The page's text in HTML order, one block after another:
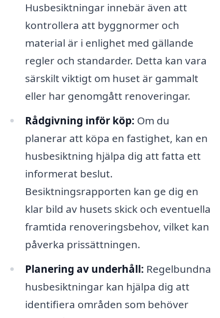
Husbesiktningar innebär även att
kontrollera att byggnormer och
material är i enlighet med gällande
regler och standarder. Detta kan vara
särskilt viktigt om huset är gammalt
eller har genomgått renoveringar.
Rådgivning inför köp: Om du
planerar att köpa en fastighet, kan en
husbesiktning hjälpa dig att fatta ett
informerat beslut.
Besiktningsrapporten kan ge dig en
klar bild av husets skick och eventuella
framtida renoveringsbehov, vilket kan
påverka prissättningen.
Planering av underhåll: Regelbundna
husbesiktningar kan hjälpa dig att
identifiera områden som behöver